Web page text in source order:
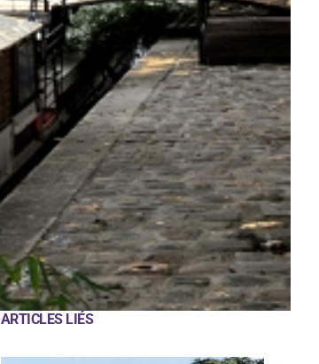
ARTICLES LIÉS